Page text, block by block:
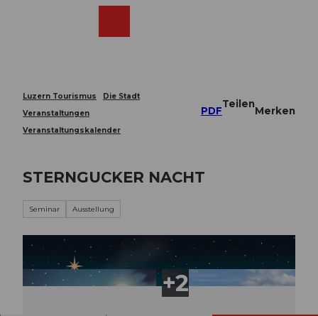
Luzern Tourismus
Die Stadt
Veranstaltungen
Veranstaltungskalender
PDF
Teilen
Merken
STERNGUCKER NACHT
Seminar Ausstellung